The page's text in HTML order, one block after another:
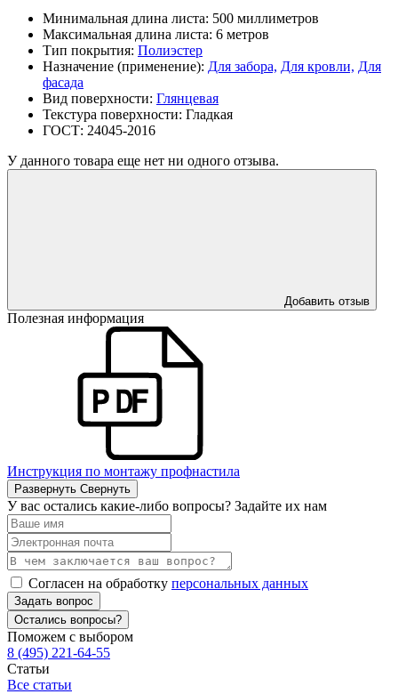
Минимальная длина листа: 500 миллиметров
Максимальная длина листа: 6 метров
Тип покрытия: Полиэстер
Назначение (применение): Для забора, Для кровли, Для
фасада
Вид поверхности: Глянцевая
Текстура поверхности: Гладкая
ГОСТ: 24045-2016
У данного товара еще нет ни одного отзыва.
Добавить отзыв
Полезная информация
Инструкция по монтажу профнастила
Развернуть Свернуть
У вас остались какие-либо вопросы? Задайте их нам
Согласен на обработку персональных данных
Задать вопрос
Остались вопросы?
Поможем с выбором
8 (495) 221-64-55
Статьи
Все статьи